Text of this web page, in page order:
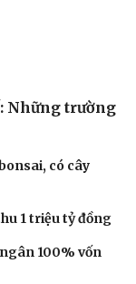
Những trường
có cây
1 triệu tỷ đồng
100% vốn